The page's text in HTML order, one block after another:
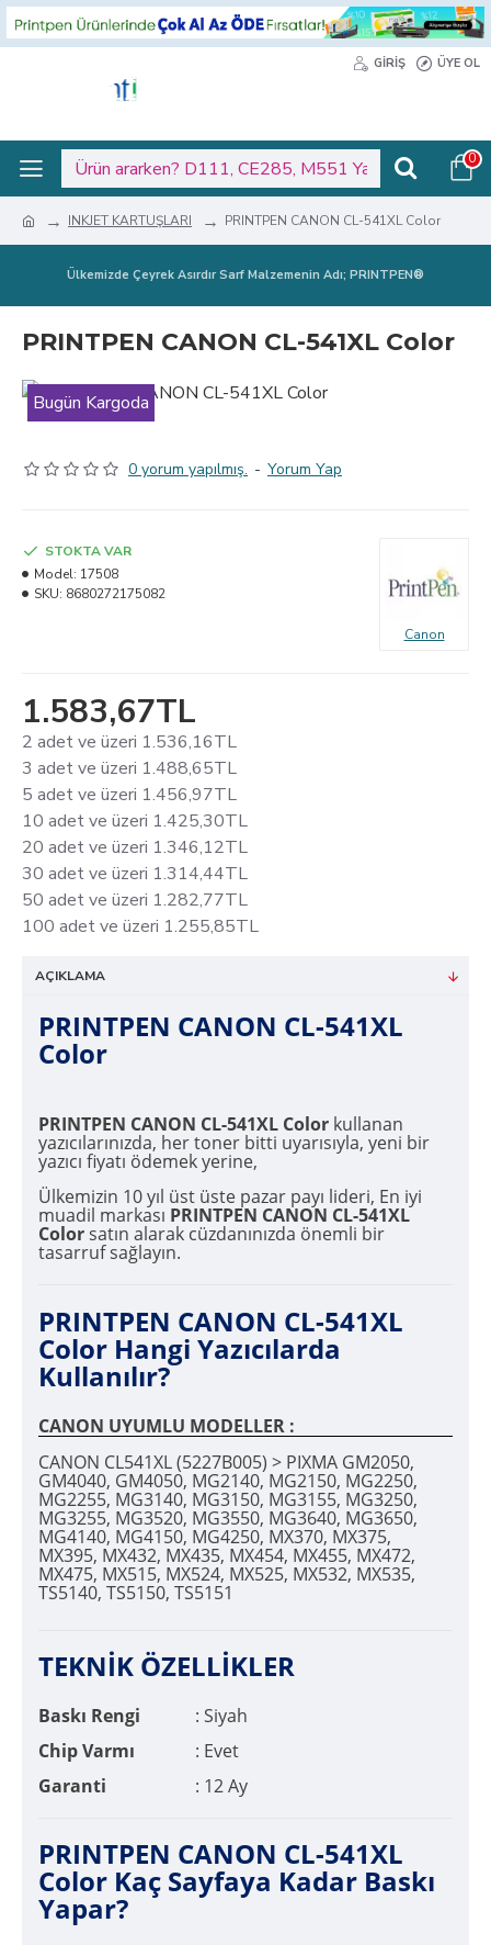
GIRIŞ ÜYE OL
0
INKJET KARTUŞLARI PRINTPEN CANON CL-541XL Color
Ülkemizde Çeyrek Asırdır Sarf Malzemenin Adı; PRINTPEN®
PRINTPEN CANON CL-541XL Color
Bugün Kargoda
0 yorum yapılmış. - Yorum Yap
1.583,67TL
2 adet ve üzeri 1.536,16TL
3 adet ve üzeri 1.488,65TL
5 adet ve üzeri 1.456,97TL
10 adet ve üzeri 1.425,30TL
20 adet ve üzeri 1.346,12TL
30 adet ve üzeri 1.314,44TL
50 adet ve üzeri 1.282,77TL
100 adet ve üzeri 1.255,85TL
STOKTA VAR
Model: 17508
SKU: 8680272175082
Canon
AÇIKLAMA
PRINTPEN CANON CL-541XL
Color
PRINTPEN CANON CL-541XL Color kullanan
yazıcılarınızda, her toner bitti uyarısıyla, yeni bir
yazıcı fiyatı ödemek yerine,
Ülkemizin 10 yıl üst üste pazar payı lideri, En iyi
muadil markası PRINTPEN CANON CL-541XL
Colorsatın alarak cüzdanınızda önemli bir
tasarruf sağlayın.
PRINTPEN CANON CL-541XL
Color Hangi Yazıcılarda
Kullanılır?
CANON UYUMLU MODELLER :
CANON CL541XL (5227B005) > PIXMA GM2050,
GM4040, GM4050, MG2140, MG2150, MG2250,
MG2255, MG3140, MG3150, MG3155, MG3250,
MG3255, MG3520, MG3550, MG3640, MG3650,
MG4140, MG4150, MG4250, MX370, MX375,
MX395, MX432, MX435, MX454, MX455, MX472,
MX475, MX515, MX524, MX525, MX532, MX535,
TS5140, TS5150, TS5151
TEKNİK ÖZELLİKLER
Baskı Rengi
: Siyah
Chip Varmı
: Evet
Garanti
: 12 Ay
PRINTPEN CANON CL-541XL
Color Kaç Sayfaya Kadar Baskı
Yapar?